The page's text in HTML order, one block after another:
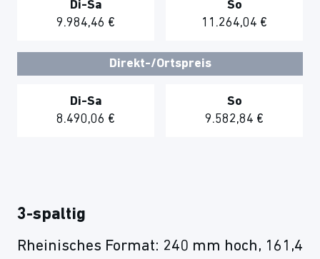
Di-Sa
9.984,46 €
So
11.264,04 €
Direkt-/Ortspreis
Di-Sa
8.490,06 €
So
9.582,84 €
3-spaltig
Rheinisches Format: 240 mm hoch, 161,4